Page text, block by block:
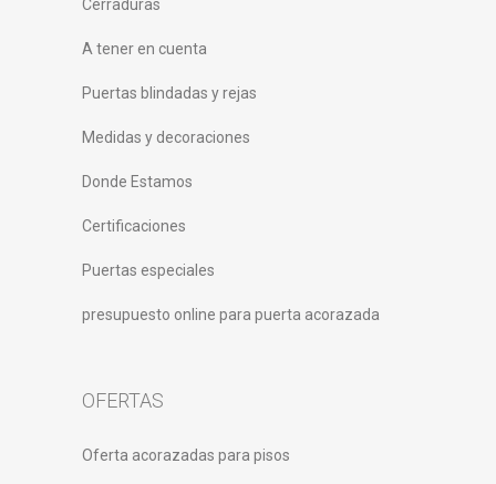
Cerraduras
A tener en cuenta
Puertas blindadas y rejas
Medidas y decoraciones
Donde Estamos
Certificaciones
Puertas especiales
presupuesto online para puerta acorazada
OFERTAS
Oferta acorazadas para pisos